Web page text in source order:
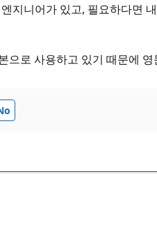
지니어가 있고, 필요하다면
으로 사용하고 있기 때문에